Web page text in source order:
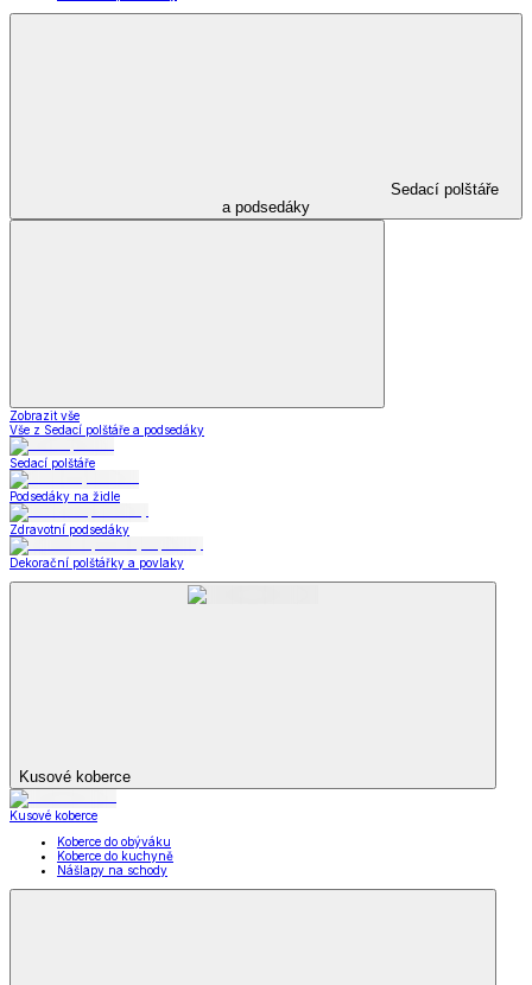
Sedací polštáře
a podsedáky
Zobrazit vše
Vše z Sedací polštáře a podsedáky
Sedací polštáře
Podsedáky na židle
Zdravotní podsedáky
Dekorační polštářky a povlaky
Kusové koberce
Kusové koberce
Koberce do obýváku
Koberce do kuchyně
Nášlapy na schody